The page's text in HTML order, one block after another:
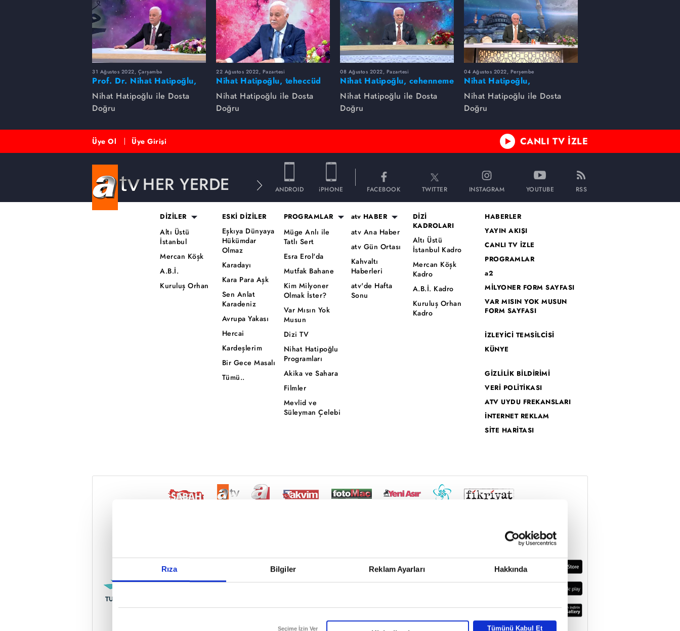
Rıza Bilgiler Reklam Ayarları Hakkında
Reddet
Seçime İzin Ver Tümünü Kabul Et
31 Ağustos 2022, Çarşamba
Prof. Dr. Nihat Hatipoğlu,
Peygamber Efendimizi
anlatıyor
Nihat Hatipoğlu ile Dosta
Doğru
22 Ağustos 2022, Pazartesi
Nihat Hatipoğlu, teheccüd
namazını anlatıyor...
Nihat Hatipoğlu ile Dosta
Doğru
08 Ağustos 2022, Pazartesi
Nihat Hatipoğlu, cehenneme
girecek kişileri anlatıyor...
Nihat Hatipoğlu ile Dosta
Doğru
04 Ağustos 2022, Perşembe
Nihat Hatipoğlu,
Peygamber efendimizin
özelliklerini anlatıyor...
Nihat Hatipoğlu ile Dosta
Doğru
Üye Ol Üye Girişi CANLI TV İZLE
HER YERDE ANDROID iPHONE FACEBOOK TWITTER INSTAGRAM YOUTUBE RSS
DİZİLER
Altı Üstü
İstanbul
Mercan Köşk
A.B.İ.
Kuruluş Orhan
ESKİ DİZİLER
Eşkıya Dünyaya
Hükümdar
Olmaz
Karadayı
Kara Para Aşk
Sen Anlat
Karadeniz
Avrupa Yakası
Hercai
Kardeşlerim
Bir Gece Masalı
Tümü..
PROGRAMLAR
Müge Anlı ile
Tatlı Sert
Esra Erol'da
Mutfak Bahane
Kim Milyoner
Olmak İster?
Var Mısın Yok
Musun
Dizi TV
Nihat Hatipoğlu
Programları
Akika ve Sahara
Filmler
Mevlid ve
Süleyman Çelebi
atv HABER
atv Ana Haber
atv Gün Ortası
Kahvaltı
Haberleri
atv'de Hafta
Sonu
DİZİ
KADROLARI
Altı Üstü
İstanbul Kadro
Mercan Köşk
Kadro
A.B.İ. Kadro
Kuruluş Orhan
Kadro
HABERLER
YAYIN AKIŞI
CANLI TV İZLE
PROGRAMLAR
a2
MİLYONER FORM SAYFASI
VAR MISIN YOK MUSUN
FORM SAYFASI
İZLEYİCİ TEMSİLCİSİ
KÜNYE
GİZLİLİK BİLDİRİMİ
VERİ POLİTİKASI
ATV UYDU FREKANSLARI
İNTERNET REKLAM
SİTE HARİTASI